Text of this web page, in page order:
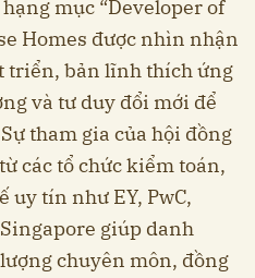
mục “Developer of
Homes được nhìn nhận
triển, bản lĩnh thích ứng
và tư duy đổi mới để
tham gia của hội đồng
các tổ chức kiểm toán,
uy tín như EY, PwC,
giúp danh
chuyên môn, đồng